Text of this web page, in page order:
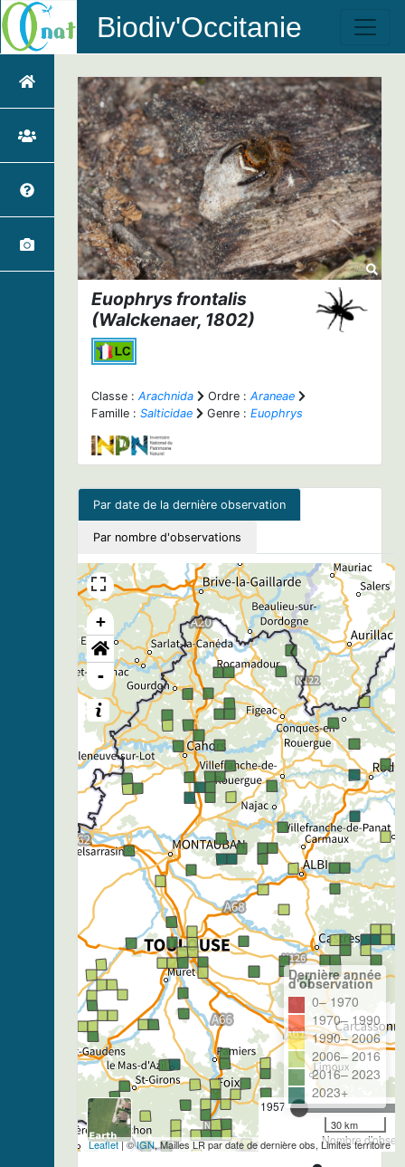
Biodiv'Occitanie
Euophrys frontalis
(Walckenaer, 1802)
Classe : Arachnida Ordre : Araneae
Famille : Salticidae Genre : Euophrys
Par date de la dernière observation
Par nombre d'observations
+
-
1957
Nombre
Dernière année
d'observation
0– 1970
1970– 1990
1990– 2006
2006– 2016
2016– 2023
2023+
30 km
Leaflet| ©IGN, Mailles LR par date de dernière obs, Limites territoire